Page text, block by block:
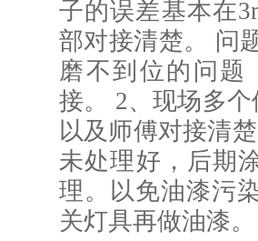
子的误差基本在
部对接清楚。 问
磨不到位的问题
接。 2、现场多
以及师傅对接清
未处理好，后期
理。以免油漆污
关灯具再做油漆。